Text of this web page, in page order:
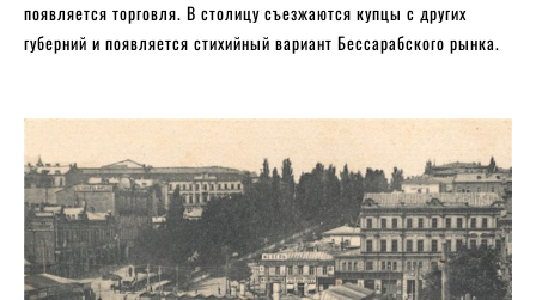
появляется торговля. В столицу съезжаются купцы с других
губерний и появляется стихийный вариант Бессарабского рынка.